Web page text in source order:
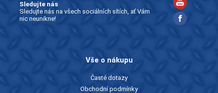
Sledujte nás
Sledujte nás na všech sociálních sítích, ať Vám
nic neunikne!
Vše o nákupu
Časté dotazy
Obchodní podmínky